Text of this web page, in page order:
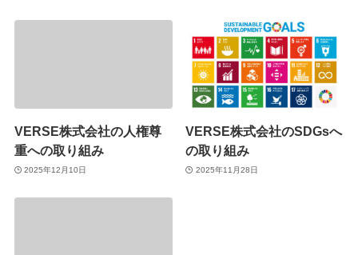
VERSE株式会社の人権尊
重への取り組み
2025年12月10日
VERSE株式会社のSDGsへ
の取り組み
2025年11月28日